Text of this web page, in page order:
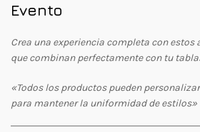
Evento
Crea una experiencia completa con
que combinan perfectamente con tu tabla:
«Todos los productos pueden
para mantener la uniformidad de estilos»